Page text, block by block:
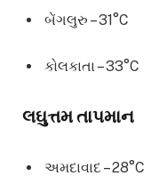
બેંગલુરુ – 31°C
કોલકાતા – 33°C
લઘુત્તમ તાપમાન
અમદાવાદ – 28°C